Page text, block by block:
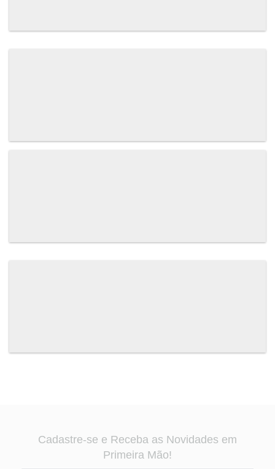
Cadastre-se e Receba as Novidades em
Primeira Mão!